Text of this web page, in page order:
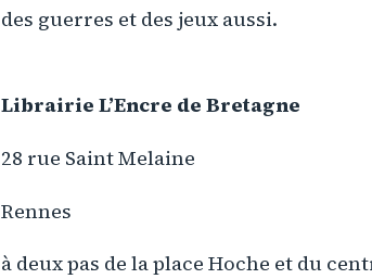
des guerres et des jeux aussi.
Librairie L’Encre de Bretagne
28 rue Saint Melaine
Rennes
à deux pas de la place Hoche et du